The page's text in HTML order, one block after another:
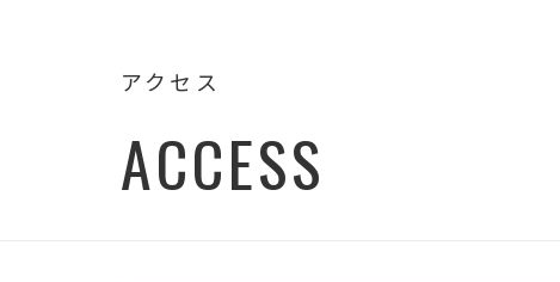
アクセス
ACCESS